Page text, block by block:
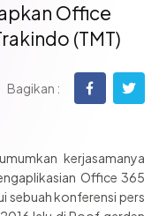
Office
(TMT)
Bagikan :
kerjasamanya
Office 365
sebuah konferensi pers